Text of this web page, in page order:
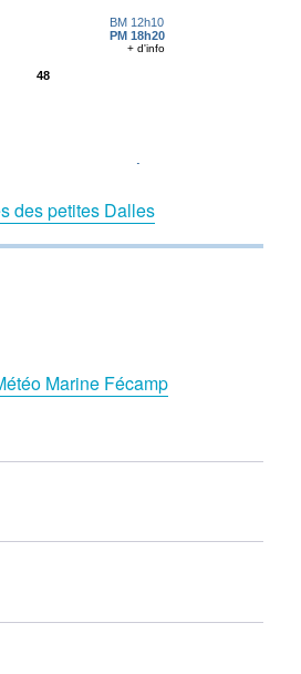
des petites Dalles
Marine Fécamp